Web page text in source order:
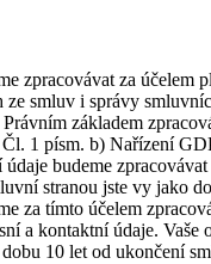
zpracovávat za účelem
smluv i správy
základem
1 písm. b) Nařízení
údaje budeme
stranou jste vy jako
za tímto účelem
a kontaktní údaje. Vaše
10 let od ukončení